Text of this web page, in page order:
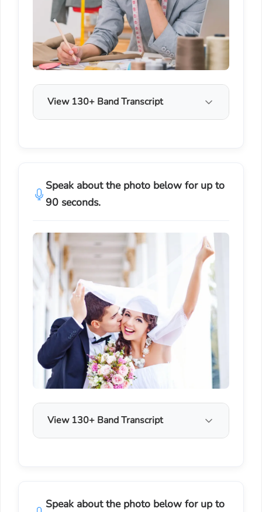
View 130+ Band Transcript
Speak about the photo below for up to
90 seconds.
View 130+ Band Transcript
Speak about the photo below for up to